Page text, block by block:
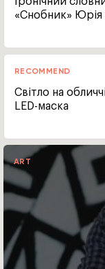
«Снобник»
RECOMMEND
Світло на
LED-маска
ART